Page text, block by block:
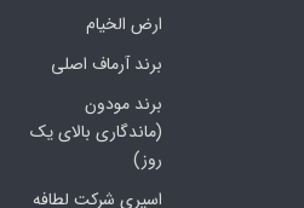
ارض الخیام
برند آرماف اصلی
برند مودون
(ماندگاری بالای یک
روز)
اسپری شرکت لطافه